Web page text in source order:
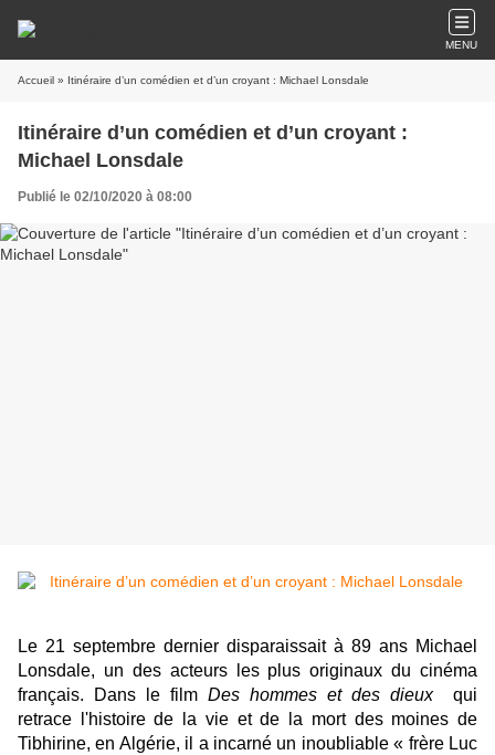
MENU
Accueil » Itinéraire d’un comédien et d’un croyant : Michael Lonsdale
Itinéraire d’un comédien et d’un croyant :
Michael Lonsdale
Publié le 02/10/2020 à 08:00
Le 21 septembre dernier disparaissait à 89 ans Michael
Lonsdale, un des acteurs les plus originaux du cinéma
français. Dans le film Des hommes et des dieux
qui
retrace l'histoire de la vie et de la mort des moines de
Tibhirine, en Algérie, il a incarné un inoubliable « frère Luc